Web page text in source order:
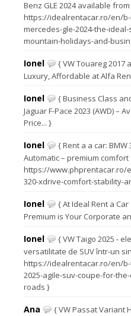
Benz GLE 2024 available
https://idealrentacar.ro/en/
mercedes-gle-2024-the-
mountain-holidays-and-
Ionel
{ VW Touareg 2017
Luxury, Affordable at Alfa
Ionel
{ Business Class
Jaguar F-Pace 2023 (AWD) –
Price... }
Ionel
{ Rent a a car: BMW
Automatic – premium
https://www.phprentacar.ro/
320-xdrive-comfort-stability-
Ionel
{ At Ideal Rent a
Premium is Your Corporate
Ionel
{ VW Taigo 2025 -
versatilitate de SUV într-un
https://idealrentacar.ro/en/
2025-agile-suv-coupe-for-
roads }
Ana
{ VW Passat Variant